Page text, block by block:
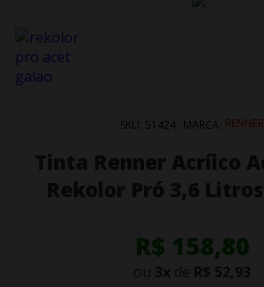
SKU: 51424 MARCA: RENNER
R$ 158,80